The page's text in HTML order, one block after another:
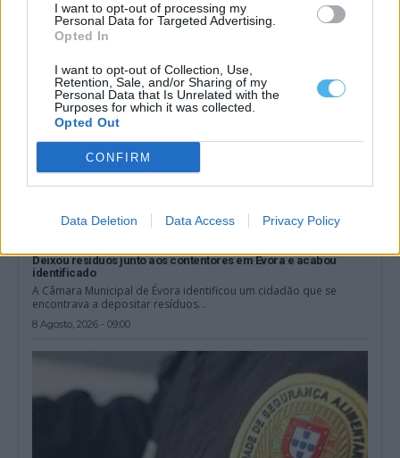
I want to opt-out of processing my
Personal Data for Targeted Advertising.
Opted In
I want to opt-out of Collection, Use,
Retention, Sale, and/or Sharing of my
Personal Data that Is Unrelated with the
Purposes for which it was collected.
Opted Out
CONFIRM
Data Deletion Data Access Privacy Policy
Deixou resíduos junto aos contentores em Évora e acabou
identificado
A Câmara Municipal de Évora identificou um cidadão que se
encontrava a depositar resíduos...
8 Agosto, 2026 - 09:00